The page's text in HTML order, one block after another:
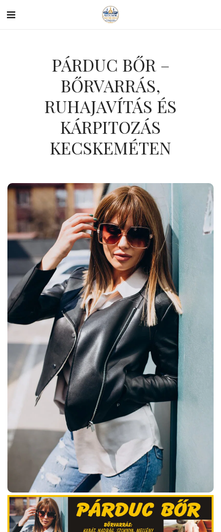
PÁRDUC BŐR –
BŐRVARRÁS,
RUHAJAVÍTÁS ÉS
KÁRPITOZÁS
KECSKEMÉTEN